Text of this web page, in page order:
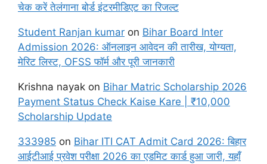
चेक करें तेलंगाना बोर्ड इंटरमीडिएट का रिजल्ट
Student Ranjan kumar on Bihar Board Inter
Admission 2026: ऑनलाइन आवेदन की तारीख, योग्यता,
मेरिट लिस्ट, OFSS फॉर्म और पूरी जानकारी
Krishna nayak on Bihar Matric Scholarship 2026
Payment Status Check Kaise Kare | ₹10,000
Scholarship Update
333985 on Bihar ITI CAT Admit Card 2026: बिहार
आईटीआई प्रवेश परीक्षा 2026 का एडमिट कार्ड हुआ जारी, यहाँ